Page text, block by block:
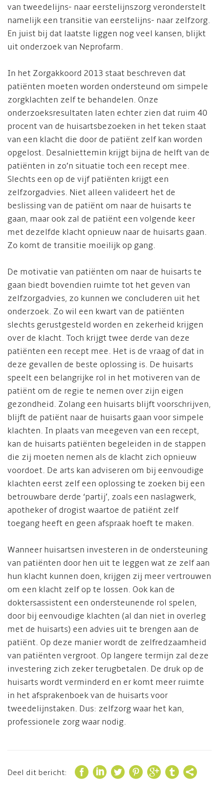
van tweedelijns- naar eerstelijnszorg veronderstelt
namelijk een transitie van eerstelijns- naar zelfzorg.
En juist bij dat laatste liggen nog veel kansen, blijkt
uit onderzoek van Neprofarm.
In het Zorgakkoord 2013 staat beschreven dat
patiënten moeten worden ondersteund om simpele
zorgklachten zelf te behandelen. Onze
onderzoeksresultaten laten echter zien dat ruim 40
procent van de huisartsbezoeken in het teken staat
van een klacht die door de patiënt zelf kan worden
opgelost. Desalniettemin krijgt bijna de helft van de
patiënten in zo’n situatie toch een recept mee.
Slechts een op de vijf patiënten krijgt een
zelfzorgadvies. Niet alleen valideert het de
beslissing van de patiënt om naar de huisarts te
gaan, maar ook zal de patiënt een volgende keer
met dezelfde klacht opnieuw naar de huisarts gaan.
Zo komt de transitie moeilijk op gang.
De motivatie van patiënten om naar de huisarts te
gaan biedt bovendien ruimte tot het geven van
zelfzorgadvies, zo kunnen we concluderen uit het
onderzoek. Zo wil een kwart van de patiënten
slechts gerustgesteld worden en zekerheid krijgen
over de klacht. Toch krijgt twee derde van deze
patiënten een recept mee. Het is de vraag of dat in
deze gevallen de beste oplossing is. De huisarts
speelt een belangrijke rol in het motiveren van de
patiënt om de regie te nemen over zijn eigen
gezondheid. Zolang een huisarts blijft voorschrijven,
blijft de patiënt naar de huisarts gaan voor simpele
klachten. In plaats van meegeven van een recept,
kan de huisarts patiënten begeleiden in de stappen
die zij moeten nemen als de klacht zich opnieuw
voordoet. De arts kan adviseren om bij eenvoudige
klachten eerst zelf een oplossing te zoeken bij een
betrouwbare derde ‘partij’, zoals een naslagwerk,
apotheker of drogist waartoe de patiënt zelf
toegang heeft en geen afspraak hoeft te maken.
Wanneer huisartsen investeren in de ondersteuning
van patiënten door hen uit te leggen wat ze zelf aan
hun klacht kunnen doen, krijgen zij meer vertrouwen
om een klacht zelf op te lossen. Ook kan de
doktersassistent een ondersteunende rol spelen,
door bij eenvoudige klachten (al dan niet in overleg
met de huisarts) een advies uit te brengen aan de
patiënt. Op deze manier wordt de zelfredzaamheid
van patiënten vergroot. Op langere termijn zal deze
investering zich zeker terugbetalen. De druk op de
huisarts wordt verminderd en er komt meer ruimte
in het afsprakenboek van de huisarts voor
tweedelijnstaken. Dus: zelfzorg waar het kan,
professionele zorg waar nodig.
Deel dit bericht:       